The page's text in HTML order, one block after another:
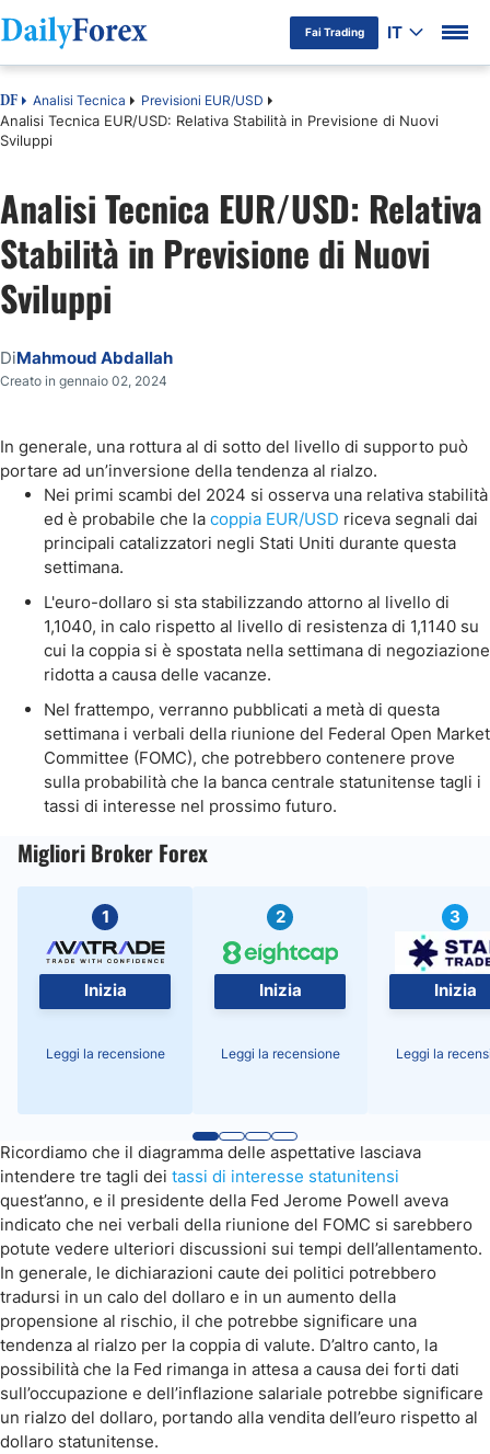
Fai Trading IT
DF Analisi Tecnica Previsioni EUR/USD
Analisi Tecnica EUR/USD: Relativa Stabilità in Previsione di Nuovi
Sviluppi
Analisi Tecnica EUR/USD: Relativa
Stabilità in Previsione di Nuovi
Sviluppi
DiMahmoud Abdallah
Creato in gennaio 02, 2024
In generale, una rottura al di sotto del livello di supporto può
portare ad un’inversione della tendenza al rialzo.
Nei primi scambi del 2024 si osserva una relativa stabilità
ed è probabile che la coppia EUR/USD riceva segnali dai
principali catalizzatori negli Stati Uniti durante questa
settimana.
L'euro-dollaro si sta stabilizzando attorno al livello di
1,1040, in calo rispetto al livello di resistenza di 1,1140 su
cui la coppia si è spostata nella settimana di negoziazione
ridotta a causa delle vacanze.
Nel frattempo, verranno pubblicati a metà di questa
settimana i verbali della riunione del Federal Open Market
Committee (FOMC), che potrebbero contenere prove
sulla probabilità che la banca centrale statunitense tagli i
tassi di interesse nel prossimo futuro.
Migliori Broker Forex
1
Inizia
Leggi la recensione
2
Inizia
Leggi la recensione
3
Inizia
Leggi la
Ricordiamo che il diagramma delle aspettative lasciava
intendere tre tagli dei tassi di interesse statunitensi
quest’anno, e il presidente della Fed Jerome Powell aveva
indicato che nei verbali della riunione del FOMC si sarebbero
potute vedere ulteriori discussioni sui tempi dell’allentamento.
In generale, le dichiarazioni caute dei politici potrebbero
tradursi in un calo del dollaro e in un aumento della
propensione al rischio, il che potrebbe significare una
tendenza al rialzo per la coppia di valute. D’altro canto, la
possibilità che la Fed rimanga in attesa a causa dei forti dati
sull’occupazione e dell’inflazione salariale potrebbe significare
un rialzo del dollaro, portando alla vendita dell’euro rispetto al
dollaro statunitense.